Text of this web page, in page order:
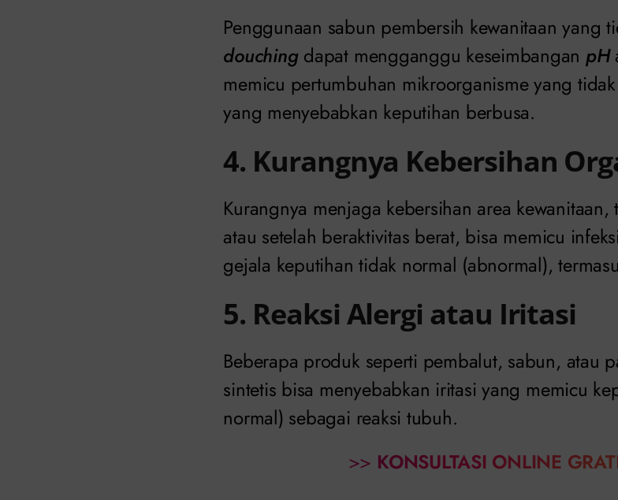
Penggunaan sabun pembersih kewanitaan yang
douchingdapat mengganggu keseimbangan pH
memicu pertumbuhan mikroorganisme yang
yang menyebabkan keputihan berbusa.
4. Kurangnya Kebersihan
Kurangnya menjaga kebersihan area kewanitaan,
atau setelah beraktivitas berat, bisa memicu
gejala keputihan tidak normal (abnormal),
5. Reaksi Alergi atau Iritasi
Beberapa produk seperti pembalut, sabun, atau
sintetis bisa menyebabkan iritasi yang memicu
normal) sebagai reaksi tubuh.
>> KONSULTASI ONLINE